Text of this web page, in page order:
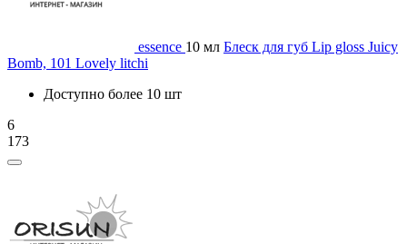
essence 10 мл Блеск для губ Lip gloss Juicy
Bomb, 101 Lovely litchi
Доступно более 10 шт
6
173